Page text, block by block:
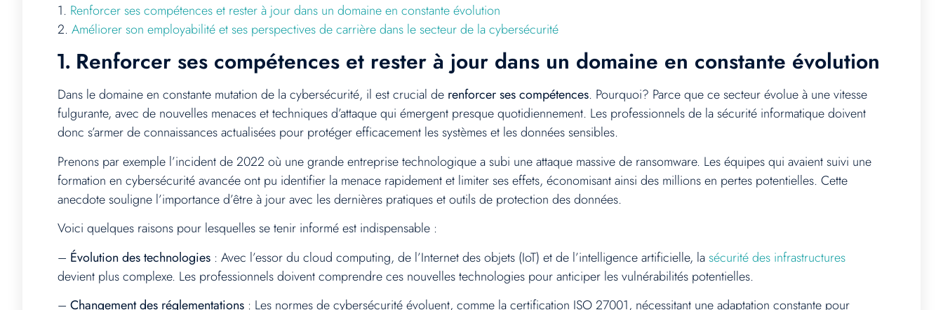
1. Renforcer ses compétences et rester à jour dans un domaine en constante évolution
2. Améliorer son employabilité et ses perspectives de carrière dans le secteur de la cybersécurité
1. Renforcer ses compétences et rester à jour dans un domaine en constante évolution
Dans le domaine en constante mutation de la cybersécurité, il est crucial de renforcer ses compétences. Pourquoi? Parce que ce secteur évolue à une vitesse
fulgurante, avec de nouvelles menaces et techniques d’attaque qui émergent presque quotidiennement. Les professionnels de la sécurité informatique doivent
donc s’armer de connaissances actualisées pour protéger efficacement les systèmes et les données sensibles.
Prenons par exemple l’incident de 2022 où une grande entreprise technologique a subi une attaque massive de ransomware. Les équipes qui avaient suivi une
formation en cybersécurité avancée ont pu identifier la menace rapidement et limiter ses effets, économisant ainsi des millions en pertes potentielles. Cette
anecdote souligne l’importance d’être à jour avec les dernières pratiques et outils de protection des données.
Voici quelques raisons pour lesquelles se tenir informé est indispensable :
– Évolution des technologies : Avec l’essor du cloud computing, de l’Internet des objets (IoT) et de l’intelligence artificielle, lasécurité des infrastructures
devient plus complexe. Les professionnels doivent comprendre ces nouvelles technologies pour anticiper les vulnérabilités potentielles.
– Changement des réglementations : Les normes de cybersécurité évoluent, comme la certification ISO 27001, nécessitant une adaptation constante pour